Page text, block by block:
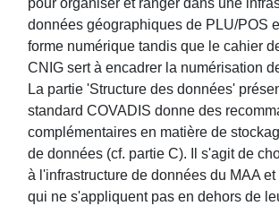
pour organiser et ranger dans une
données géographiques de PLU/POS
forme numérique tandis que le cahier
CNIG sert à encadrer la numérisation
La partie 'Structure des données'
standard COVADIS donne des
complémentaires en matière de
de données (cf. partie C). Il s'agit de
à l'infrastructure de données du MAA
qui ne s'appliquent pas en dehors de